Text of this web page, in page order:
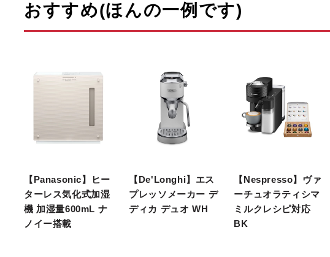
おすすめ(ほんの一例です)
【Panasonic】ヒー
ターレス気化式加湿
機 加湿量600mL ナ
ノイー搭載
【De'Longhi】エス
プレッソメーカー デ
ディカ デュオ WH
【Nespresso】ヴァ
ーチュオラティシマ
ミルクレシピ対応
BK